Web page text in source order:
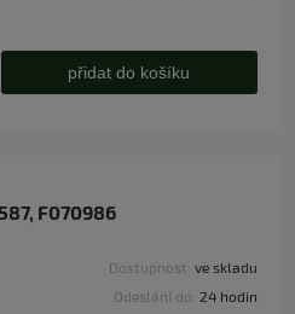
přidat do košíku
F070986
Dostupnost: ve skladu
Odeslání do: 24 hodin